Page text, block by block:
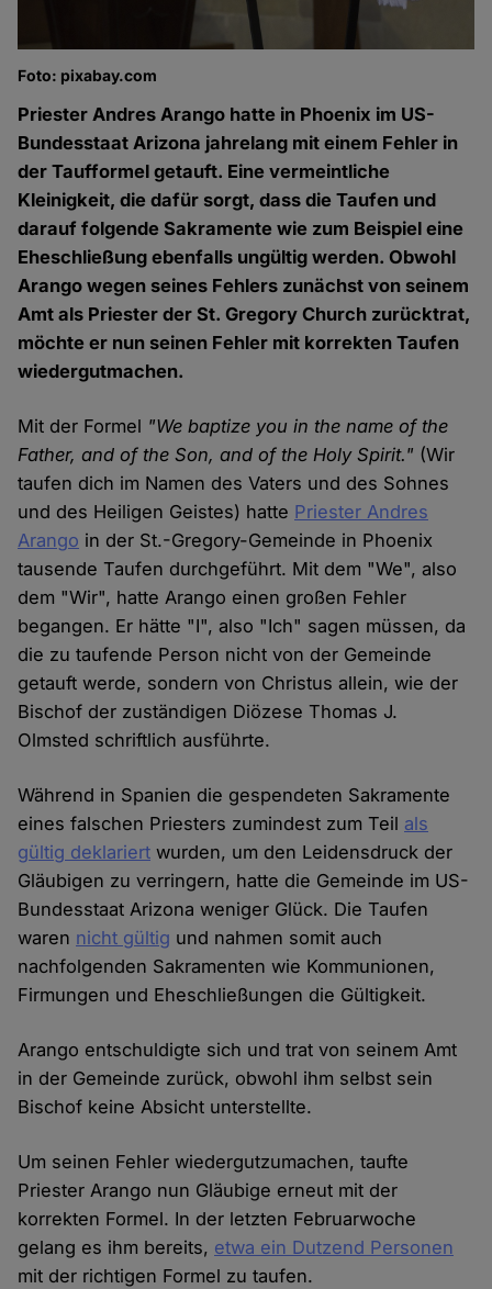
Foto: pixabay.com
Priester Andres Arango hatte in Phoenix im US-
Bundesstaat Arizona jahrelang mit einem Fehler in
der Taufformel getauft. Eine vermeintliche
Kleinigkeit, die dafür sorgt, dass die Taufen und
darauf folgende Sakramente wie zum Beispiel eine
Eheschließung ebenfalls ungültig werden. Obwohl
Arango wegen seines Fehlers zunächst von seinem
Amt als Priester der St. Gregory Church zurücktrat,
möchte er nun seinen Fehler mit korrekten Taufen
wiedergutmachen.
Mit der Formel "We baptize you in the name of the
Father, and of the Son, and of the Holy Spirit." (Wir
taufen dich im Namen des Vaters und des Sohnes
und des Heiligen Geistes) hatte Priester Andres
Arango in der St.-Gregory-Gemeinde in Phoenix
tausende Taufen durchgeführt. Mit dem "We", also
dem "Wir", hatte Arango einen großen Fehler
begangen. Er hätte "I", also "Ich" sagen müssen, da
die zu taufende Person nicht von der Gemeinde
getauft werde, sondern von Christus allein, wie der
Bischof der zuständigen Diözese Thomas J.
Olmsted schriftlich ausführte.
Während in Spanien die gespendeten Sakramente
eines falschen Priesters zumindest zum Teil als
gültig deklariert wurden, um den Leidensdruck der
Gläubigen zu verringern, hatte die Gemeinde im US-
Bundesstaat Arizona weniger Glück. Die Taufen
waren nicht gültig und nahmen somit auch
nachfolgenden Sakramenten wie Kommunionen,
Firmungen und Eheschließungen die Gültigkeit.
Arango entschuldigte sich und trat von seinem Amt
in der Gemeinde zurück, obwohl ihm selbst sein
Bischof keine Absicht unterstellte.
Um seinen Fehler wiedergutzumachen, taufte
Priester Arango nun Gläubige erneut mit der
korrekten Formel. In der letzten Februarwoche
gelang es ihm bereits, etwa ein Dutzend Personen
mit der richtigen Formel zu taufen.